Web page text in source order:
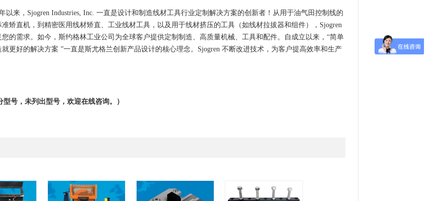
以来，Sjogren Industries, Inc. 一直是设计和制造线材工具行业定制解决方案的创新者！从用于油气田控制线的
准矫直机，到精密医用线材矫直、工业线材工具，以及用于线材挤压的工具（如线材拉拔器和组件），Sjogren
您的需求。如今，斯约格林工业公司为全球客户提供定制制造、高质量机械、工具和配件。自成立以来，“简单
就更好的解决方案 ”一直是斯尤格兰创新产品设计的核心理念。Sjogren 不断改进技术，为客户提高效率和生产
号，未列出型号，欢迎在线咨询。）